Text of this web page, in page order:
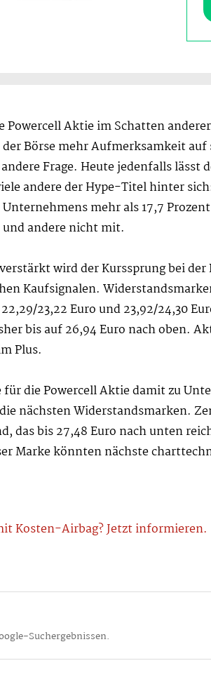
Powercell Aktie im Schatten
Börse mehr Aufmerksamkeit
Frage. Heute jedenfalls lässt
andere der Hype-Titel hinter
mehr als 17,7
und andere nicht mit.
wird der Kurssprung bei
Kaufsignalen.
23,22 Euro und 23,92/24,30
bis auf 26,94 Euro nach oben.
Plus.
die Powercell Aktie damit zu
nächsten Widerstandsmarken.
das bis 27,48 Euro nach unten
Marke könnten nächste
Kosten-Airbag? Jetzt informieren.
Suchergebnissen.